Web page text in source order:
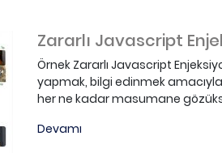
Zararlı Javascript
Örnek Zararlı Javascript
yapmak, bilgi edinmek
her ne kadar masumane
Devamı